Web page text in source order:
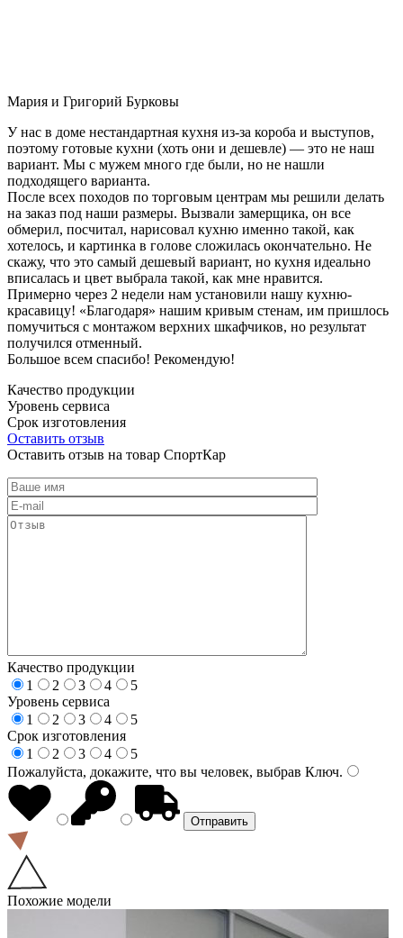
Мария и Григорий Бурковы
У нас в доме нестандартная кухня из-за короба и выступов,
поэтому готовые кухни (хоть они и дешевле) — это не наш
вариант. Мы с мужем много где были, но не нашли
подходящего варианта.
После всех походов по торговым центрам мы решили делать
на заказ под наши размеры. Вызвали замерщика, он все
обмерил, посчитал, нарисовал кухню именно такой, как
хотелось, и картинка в голове сложилась окончательно. Не
скажу, что это самый дешевый вариант, но кухня идеально
вписалась и цвет выбрала такой, как мне нравится.
Примерно через 2 недели нам установили нашу кухню-
красавицу! «Благодаря» нашим кривым стенам, им пришлось
помучиться с монтажом верхних шкафчиков, но результат
получился отменный.
Большое всем спасибо! Рекомендую!
Качество продукции
Уровень сервиса
Срок изготовления
Оставить отзыв
Оставить отзыв на товар СпортКар
Качество продукции
1
2 3 4
5
Уровень сервиса
1
2 3 4
5
Срок изготовления
1
2 3 4
5
Пожалуйста, докажите, что вы человек, выбрав Ключ.
Похожие модели